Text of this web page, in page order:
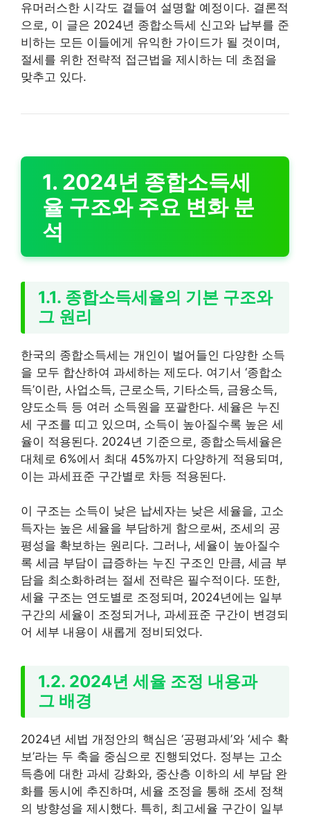
유머러스한 시각도 곁들여 설명할 예정이다. 결론적
으로, 이 글은 2024년 종합소득세 신고와 납부를 준
비하는 모든 이들에게 유익한 가이드가 될 것이며,
절세를 위한 전략적 접근법을 제시하는 데 초점을
맞추고 있다.
1. 2024년 종합소득세
율 구조와 주요 변화 분
석
1.1. 종합소득세율의 기본 구조와
그 원리
한국의 종합소득세는 개인이 벌어들인 다양한 소득
을 모두 합산하여 과세하는 제도다. 여기서 ‘종합소
득’이란, 사업소득, 근로소득, 기타소득, 금융소득,
양도소득 등 여러 소득원을 포괄한다. 세율은 누진
세 구조를 띠고 있으며, 소득이 높아질수록 높은 세
율이 적용된다. 2024년 기준으로, 종합소득세율은
대체로 6%에서 최대 45%까지 다양하게 적용되며,
이는 과세표준 구간별로 차등 적용된다.
이 구조는 소득이 낮은 납세자는 낮은 세율을, 고소
득자는 높은 세율을 부담하게 함으로써, 조세의 공
평성을 확보하는 원리다. 그러나, 세율이 높아질수
록 세금 부담이 급증하는 누진 구조인 만큼, 세금 부
담을 최소화하려는 절세 전략은 필수적이다. 또한,
세율 구조는 연도별로 조정되며, 2024년에는 일부
구간의 세율이 조정되거나, 과세표준 구간이 변경되
어 세부 내용이 새롭게 정비되었다.
1.2. 2024년 세율 조정 내용과
그 배경
2024년 세법 개정안의 핵심은 ‘공평과세’와 ‘세수 확
보’라는 두 축을 중심으로 진행되었다. 정부는 고소
득층에 대한 과세 강화와, 중산층 이하의 세 부담 완
화를 동시에 추진하며, 세율 조정을 통해 조세 정책
의 방향성을 제시했다. 특히, 최고세율 구간이 일부